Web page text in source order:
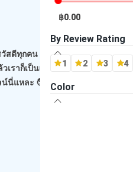
Playstation (PS3)
Playstation (PS2)
Playstation (PS1)
-- ไม่ระบุ Brand --
฿0.00
By Review Rating
1 2 3 4
Color
วัสดีทุกคน เจอกันอีกแล้วนะ! 😊คุณ
วเราก็เป็นแค่ผู้ขายธรรมดาคนหนึ่ง
น์นี่แหละ 🧑‍...Read more